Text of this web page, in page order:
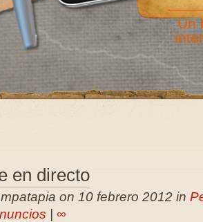
Un
en directo
on 10 febrero 2012 in
∞